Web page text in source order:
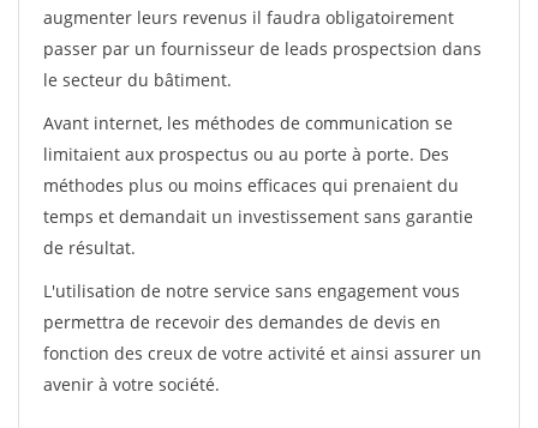
augmenter leurs revenus il faudra obligatoirement
passer par un fournisseur de leads prospectsion dans
le secteur du bâtiment.
Avant internet, les méthodes de communication se
limitaient aux prospectus ou au porte à porte. Des
méthodes plus ou moins efficaces qui prenaient du
temps et demandait un investissement sans garantie
de résultat.
L'utilisation de notre service sans engagement vous
permettra de recevoir des demandes de devis en
fonction des creux de votre activité et ainsi assurer un
avenir à votre société.